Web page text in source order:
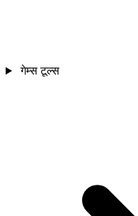
गेम्स टूल्स